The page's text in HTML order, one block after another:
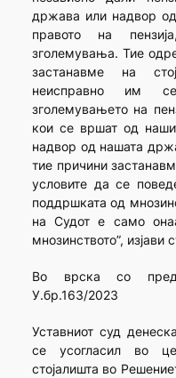
држава или надвор
правото на
зголемувања. Тие
застанавме на
неисправно им
зголемувањето на
кои се вршат од
надвор од нашата
тие причини
условите да се
поддршката од
на Судот е само
мнозинството”, изјави
Во врска со
У.бр.163/2023
Уставниот суд
се усогласил во
стојалишта во